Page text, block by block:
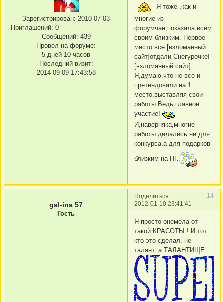
Зарегистрирован: 2010-07-03
Приглашений: 0
Сообщений: 439
Провел на форуме:
5 дней 10 часов
Последний визит:
2014-09-09 17:43:58
Я тоже ,как и
многие из
форумчан,показала всем
своим близким. Первое
место все [взломанный
сайт]отдали Снегурочке!
[взломанный сайт]
Я,думаю,что не все и
претендовали на 1
место,выставляя свои
работы.Ведь главное
участие!
И,наверняка,многие
работы делались не для
конкурса,а для подарков
близким на НГ.
Поделиться
14
2012-01-10 23:41:41
gal-ina 57
Гость
Я просто онемела от
такой КРАСОТЫ ! И тот
кто это сделал, не
талант. а ТАЛАНТИЩЕ.